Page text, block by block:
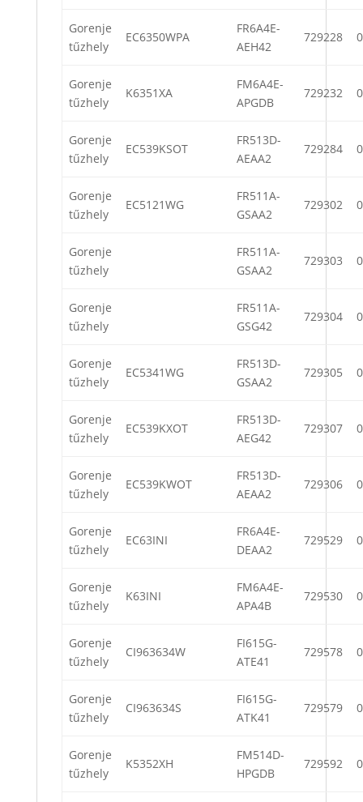
Gorenje
tűzhely
EC6350WPA
FR6A4E-
AEH42
729228
Gorenje
tűzhely
K6351XA
FM6A4E-
APGDB
729232
Gorenje
tűzhely
EC539KSOT
FR513D-
AEAA2
729284
Gorenje
tűzhely
EC5121WG
FR511A-
GSAA2
729302
Gorenje
tűzhely
FR511A-
GSAA2
729303
Gorenje
tűzhely
FR511A-
GSG42
729304
Gorenje
tűzhely
EC5341WG
FR513D-
GSAA2
729305
Gorenje
tűzhely
EC539KXOT
FR513D-
AEG42
729307
Gorenje
tűzhely
EC539KWOT
FR513D-
AEAA2
729306
Gorenje
tűzhely
EC63INI
FR6A4E-
DEAA2
729529
Gorenje
tűzhely
K63INI
FM6A4E-
APA4B
729530
Gorenje
tűzhely
CI963634W
FI615G-
ATE41
729578
Gorenje
tűzhely
CI963634S
FI615G-
ATK41
729579
Gorenje
tűzhely
K5352XH
FM514D-
HPGDB
729592